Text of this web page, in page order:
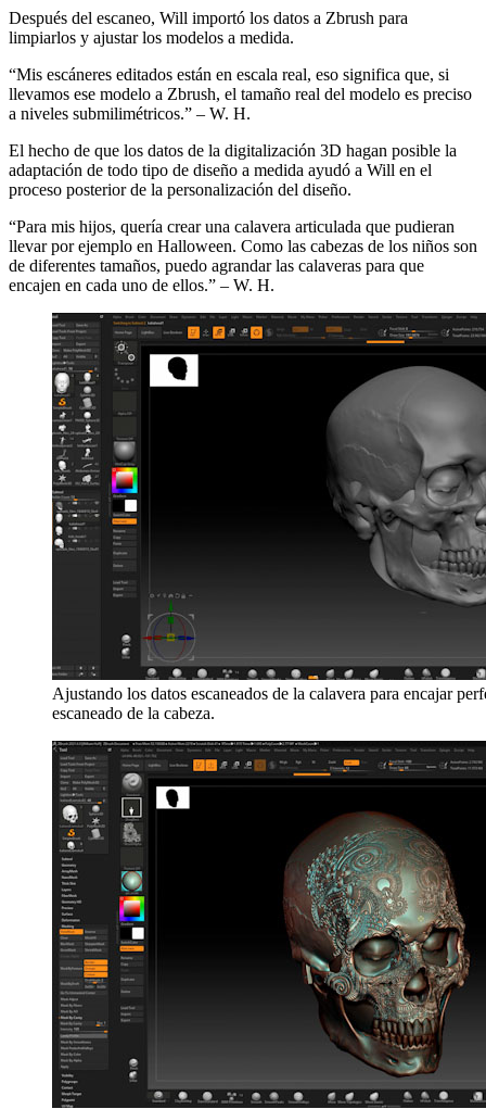
Después del escaneo, Will importó los datos a Zbrush para
limpiarlos y ajustar los modelos a medida.
“Mis escáneres editados están en escala real, eso significa que, si
llevamos ese modelo a Zbrush, el tamaño real del modelo es preciso
a niveles submilimétricos.” – W. H.
El hecho de que los datos de la digitalización 3D hagan posible la
adaptación de todo tipo de diseño a medida ayudó a Will en el
proceso posterior de la personalización del diseño.
“Para mis hijos, quería crear una calavera articulada que pudieran
llevar por ejemplo en Halloween. Como las cabezas de los niños son
de diferentes tamaños, puedo agrandar las calaveras para que
encajen en cada uno de ellos.” – W. H.
Ajustando los datos escaneados de la calavera para encajar
escaneado de la cabeza.